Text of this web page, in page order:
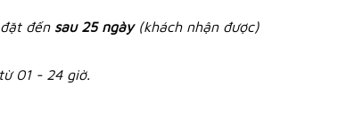
đến sau 25 ngày (khách nhận được)
01 - 24 giờ.